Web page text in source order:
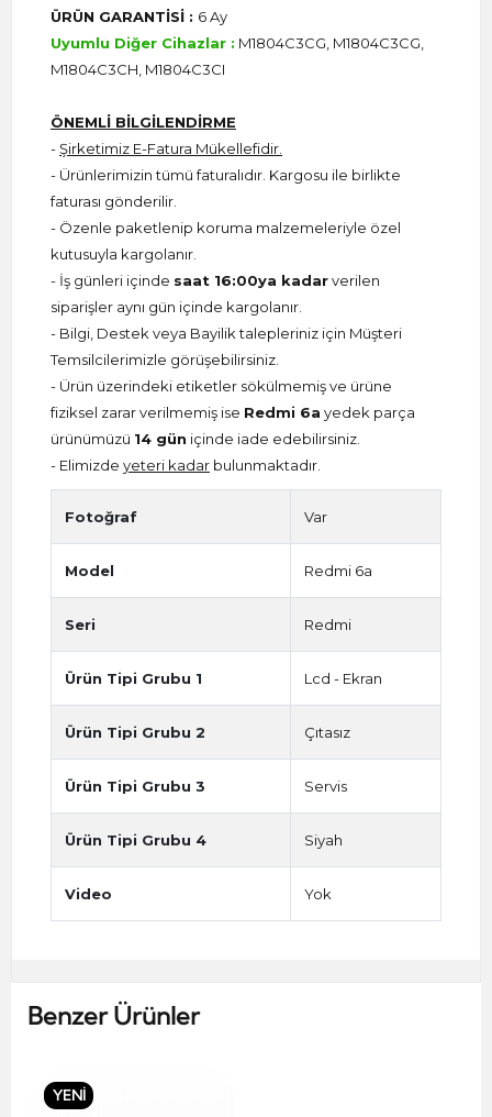
ÜRÜN GARANTİSİ : 6 Ay
Uyumlu Diğer Cihazlar : M1804C3CG, M1804C3CG,
M1804C3CH, M1804C3CI
ÖNEMLİ BİLGİLENDİRME
-Şirketimiz E-Fatura Mükellefidir.
- Ürünlerimizin tümü faturalıdır. Kargosu ile birlikte
faturası gönderilir.
- Özenle paketlenip koruma malzemeleriyle özel
kutusuyla kargolanır.
- İş günleri içinde saat 16:00ya kadarverilen
siparişler aynı gün içinde kargolanır.
- Bilgi, Destek veya Bayilik talepleriniz için Müşteri
Temsilcilerimizle görüşebilirsiniz.
- Ürün üzerindeki etiketler sökülmemiş ve ürüne
fiziksel zarar verilmemiş ise Redmi 6a yedek parça
ürünümüzü 14 gün içinde iade edebilirsiniz.
- Elimizde yeteri kadar bulunmaktadır.
Fotoğraf Var
Model Redmi 6a
Seri Redmi
Ürün Tipi Grubu 1 Lcd - Ekran
Ürün Tipi Grubu 2 Çıtasız
Ürün Tipi Grubu 3 Servis
Ürün Tipi Grubu 4 Siyah
Video Yok
Benzer Ürünler
YENİ